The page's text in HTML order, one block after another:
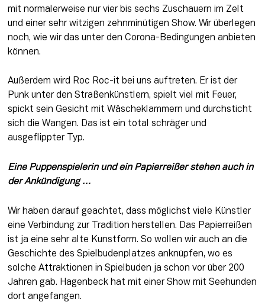
mit normalerweise nur vier bis sechs Zuschauern im Zelt
und einer sehr witzigen zehnminütigen Show. Wir überlegen
noch, wie wir das unter den Corona-Bedingungen anbieten
können.
Außerdem wird Roc Roc-it bei uns auftreten. Er ist der
Punk unter den Straßenkünstlern, spielt viel mit Feuer,
spickt sein Gesicht mit Wäscheklammern und durchsticht
sich die Wangen. Das ist ein total schräger und
ausgeflippter Typ.
Eine Puppenspielerin und ein Papierreißer stehen auch in
der Ankündigung …
Wir haben darauf geachtet, dass möglichst viele Künstler
eine Verbindung zur Tradition herstellen. Das Papierreißen
ist ja eine sehr alte Kunstform. So wollen wir auch an die
Geschichte des Spielbudenplatzes anknüpfen, wo es
solche Attraktionen in Spielbuden ja schon vor über 200
Jahren gab. Hagenbeck hat mit einer Show mit Seehunden
dort angefangen.